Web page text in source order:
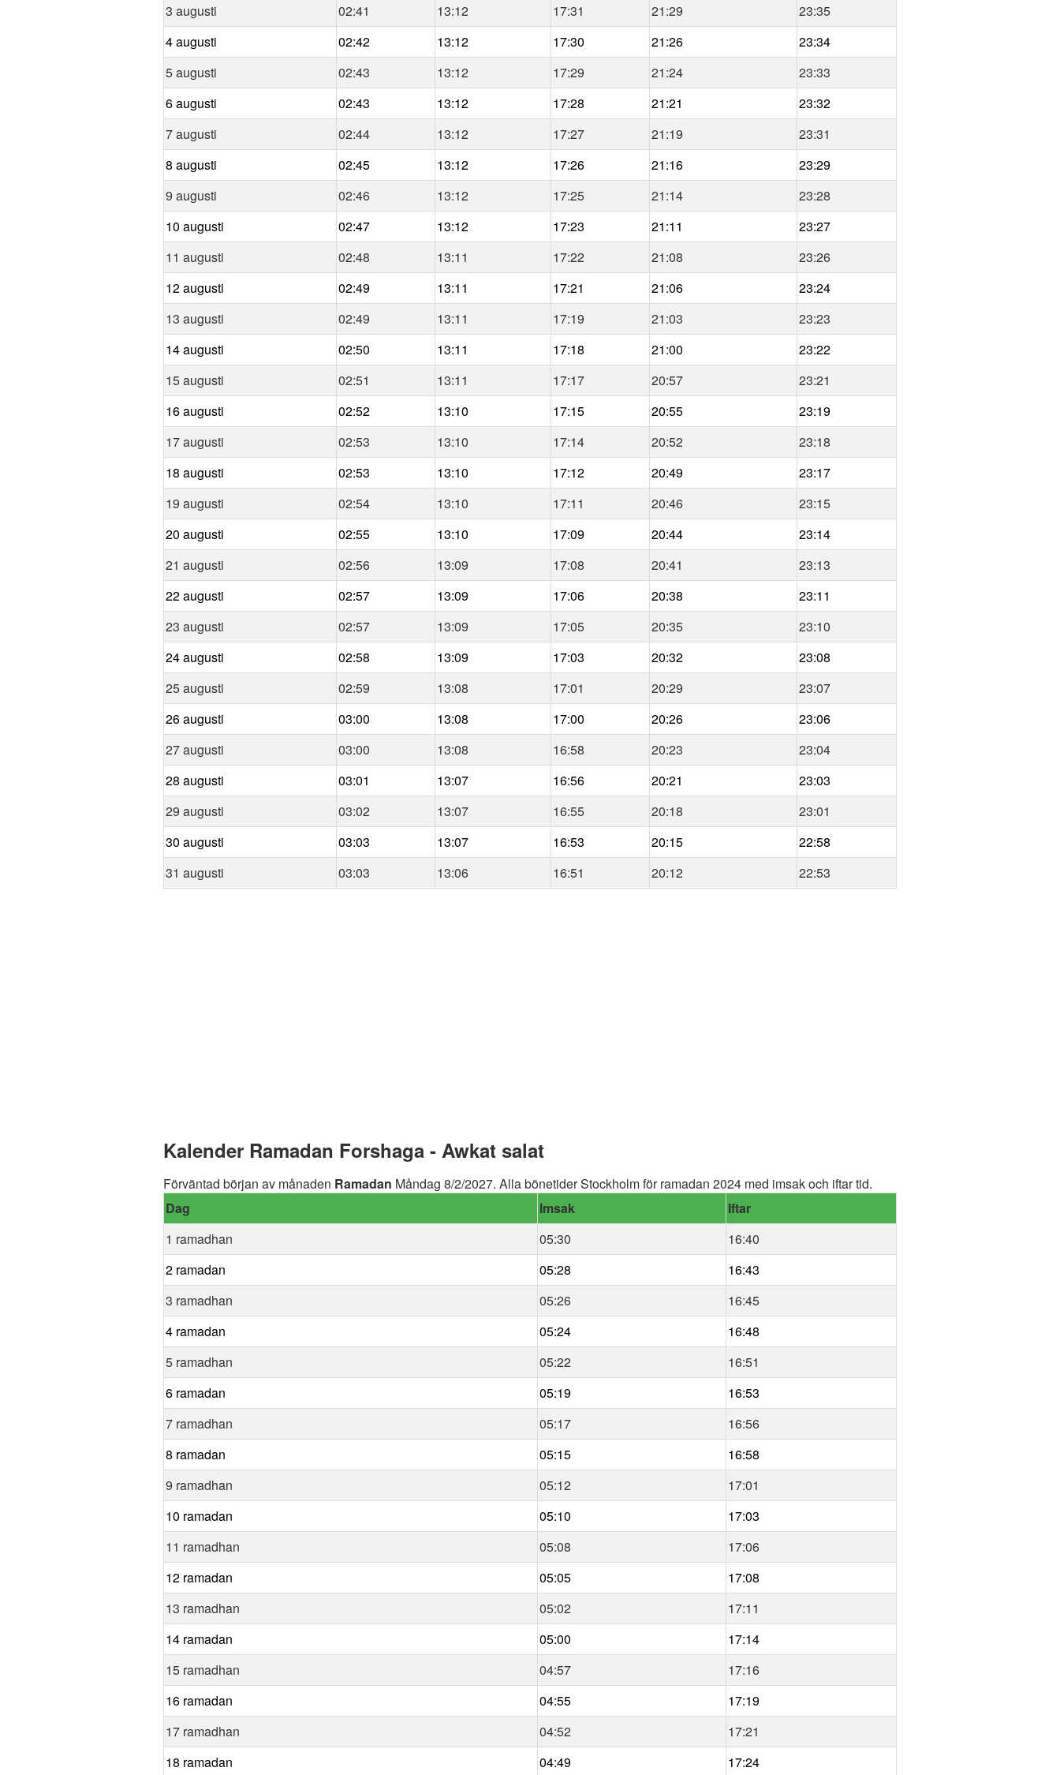
3 augusti
02:41 13:12 17:31 21:29
23:35
4 augusti
02:42 13:12 17:30 21:26
23:34
5 augusti
02:43 13:12 17:29 21:24
23:33
6 augusti
02:43 13:12 17:28 21:21
23:32
7 augusti
02:44 13:12 17:27 21:19
23:31
8 augusti
02:45 13:12 17:26 21:16
23:29
9 augusti
02:46 13:12 17:25 21:14
23:28
10 augusti
02:47 13:12 17:23 21:11
23:27
11 augusti
02:48 13:11 17:22 21:08
23:26
12 augusti
02:49 13:11 17:21 21:06
23:24
13 augusti
02:49 13:11 17:19 21:03
23:23
14 augusti
02:50 13:11 17:18 21:00
23:22
15 augusti
02:51 13:11 17:17 20:57
23:21
16 augusti
02:52 13:10 17:15 20:55
23:19
17 augusti
02:53 13:10 17:14 20:52
23:18
18 augusti
02:53 13:10 17:12 20:49
23:17
19 augusti
02:54 13:10 17:11 20:46
23:15
20 augusti
02:55 13:10 17:09 20:44
23:14
21 augusti
02:56 13:09 17:08 20:41
23:13
22 augusti
02:57 13:09 17:06 20:38
23:11
23 augusti
02:57 13:09 17:05 20:35
23:10
24 augusti
02:58 13:09 17:03 20:32
23:08
25 augusti
02:59 13:08 17:01 20:29
23:07
26 augusti
03:00 13:08 17:00 20:26
23:06
27 augusti
03:00 13:08 16:58 20:23
23:04
28 augusti
03:01 13:07 16:56 20:21
23:03
29 augusti
03:02 13:07 16:55 20:18
23:01
30 augusti
03:03 13:07 16:53 20:15
22:58
31 augusti
03:03 13:06 16:51 20:12 22:53
Kalender Ramadan Forshaga - Awkat salat
Förväntad början av månaden Ramadan Måndag 8/2/2027. Alla bönetider Stockholm för ramadan 2024 med imsak och iftar tid.
Dag
Imsak
Iftar
1 ramadhan
05:30
16:40
2 ramadan
05:28
16:43
3 ramadhan
05:26
16:45
4 ramadan
05:24
16:48
5 ramadhan
05:22
16:51
6 ramadan
05:19
16:53
7 ramadhan
05:17
16:56
8 ramadan
05:15
16:58
9 ramadhan
05:12
17:01
10 ramadan
05:10
17:03
11 ramadhan
05:08
17:06
12 ramadan
05:05
17:08
13 ramadhan
05:02
17:11
14 ramadan
05:00
17:14
15 ramadhan
04:57
17:16
16 ramadan
04:55
17:19
17 ramadhan
04:52
17:21
18 ramadan
04:49 17:24